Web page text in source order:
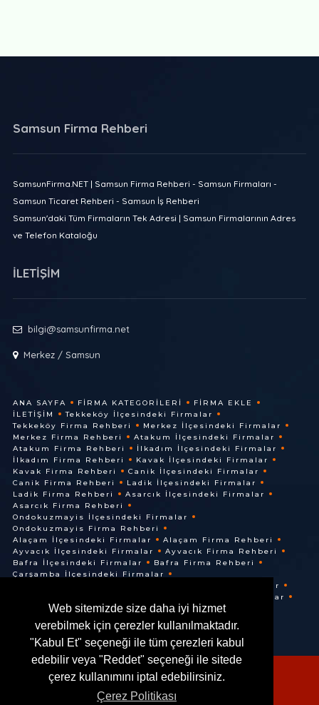
Web sitemizde size daha iyi hizmet
verebilmek için çerezler kullanılmaktadır.
"Kabul Et" seçeneği ile tüm çerezleri kabul
edebilir veya "Reddet" seçeneği ile sitede
çerez kullanımını iptal edebilirsiniz.
Çerez Politikası
Samsun Firma Rehberi
SamsunFirma.NET | Samsun Firma Rehberi - Samsun Firmaları -
Samsun Ticaret Rehberi - Samsun İş Rehberi
Samsun'daki Tüm Firmaların Tek Adresi | Samsun Firmalarının Adres
ve Telefon Kataloğu
İLETİŞİM
bilgi@samsunfirma.net
Merkez / Samsun
ANA SAYFA FIRMA KATEGORILERI
FIRMA EKLE
İLETIŞIM
Tekkeköy İlçesindeki Firmalar
Tekkeköy Firma Rehberi
Merkez İlçesindeki Firmalar
Merkez Firma Rehberi
Atakum İlçesindeki Firmalar
Atakum Firma Rehberi
İlkadım İlçesindeki Firmalar
İlkadım Firma Rehberi
Kavak İlçesindeki Firmalar
Kavak Firma Rehberi
Canik İlçesindeki Firmalar
Canik Firma Rehberi
Ladik İlçesindeki Firmalar
Ladik Firma Rehberi
Asarcık İlçesindeki Firmalar
Asarcık Firma Rehberi
Ondokuzmayis İlçesindeki Firmalar
Ondokuzmayis Firma Rehberi
Alaçam İlçesindeki Firmalar
Alaçam Firma Rehberi
Ayvacık İlçesindeki Firmalar
Ayvacık Firma Rehberi
Bafra İlçesindeki Firmalar
Bafra Firma Rehberi
Çarşamba İlçesindeki Firmalar
Terme İlçesindeki Firmalar
Vezirköprü İlçesindeki Firmalar
Vezirköprü Firma Rehberi